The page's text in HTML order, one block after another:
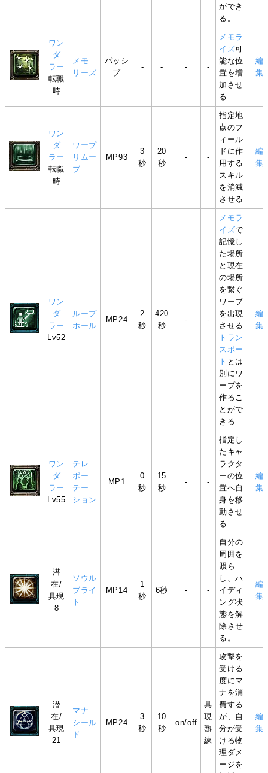
ができ
る。
ワン
ダ
ラー
転職
時
メモ
リーズ
パッシ
ブ
- - - -
メモラ
イズ可
能な位
置を増
加させ
る
編
集
ワン
ダ
ラー
転職
時
ワープ
リムー
ブ
MP93
3
秒
20
秒
- -
指定地
点のフ
ィール
ドに作
用する
スキル
を消滅
させる
編
集
ワン
ダ
ラー
Lv52
ループ
ホール
MP24
2
秒
420
秒
- -
メモラ
イズで
記憶し
た場所
と現在
の場所
を繋ぐ
ワープ
を出現
させる
トラン
スポー
ト とは
別にワ
ープを
作るこ
とがで
きる
編
集
ワン
ダ
ラー
Lv55
テレ
ポー
テー
ション
MP1
0
秒
15
秒
- -
指定し
たキャ
ラクタ
ーの位
置へ自
身を移
動させ
る
編
集
潜
在/
具現
8
ソウル
ブライ
ト
MP14
1
秒
6秒 - -
自分の
周囲を
照ら
し、ハ
イディ
ング状
態を解
除させ
る。
編
集
潜
在/
具現
21
マナ
シール
ド
MP24
3
秒
10
秒
on/off
具
現
熟
練
攻撃を
受ける
度にマ
ナを消
費する
が、自
分が受
ける物
理ダメ
ージを
編
集